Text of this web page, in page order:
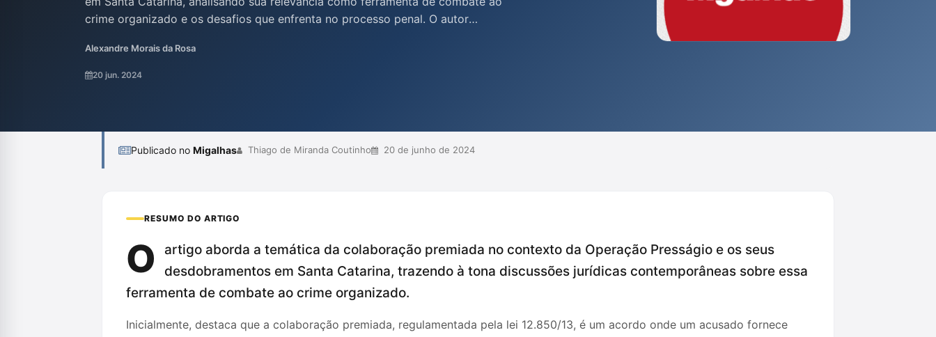
crime organizado e os desafios que enfrenta no processo penal. O autor
necessários na formalização de acordos, destacando a importância da ética e
da proteção dos direitos envolvidos. Além disso, traz uma reflexão sobre as
Alexandre Morais da Rosa
20 jun. 2024
Publicado no Migalhas Thiago de Miranda Coutinho 20 de junho de 2024
RESUMO DO ARTIGO
O
artigo aborda a temática da colaboração premiada no contexto da Operação Presságio e os seus
desdobramentos em Santa Catarina, trazendo à tona discussões jurídicas contemporâneas sobre essa
ferramenta de combate ao crime organizado.
Inicialmente, destaca que a colaboração premiada, regulamentada pela lei 12.850/13, é um acordo onde um acusado fornece